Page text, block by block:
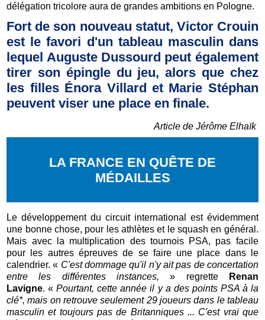
délégation tricolore aura de grandes ambitions en Pologne.
Fort de son nouveau statut, Victor Crouin
est le favori d'un tableau masculin dans
lequel Auguste Dussourd peut également
tirer son épingle du jeu, alors que chez
les filles Énora Villard et Marie Stéphan
peuvent viser une place en finale.
Article de Jérôme Elhaïk
LA FRANCE EN QUÊTE DE
MÉDAILLES
Le développement du circuit international est évidemment
une bonne chose, pour les athlètes et le squash en général.
Mais avec la multiplication des tournois PSA, pas facile
pour les autres épreuves de se faire une place dans le
calendrier.« C'est dommage qu'il n'y ait pas de concertation
entre les différentes instances,» regrette
Renan
Lavigne.«Pourtant, cette année il y a des points PSA à la
clé*, mais on retrouve seulement 29 joueurs dans le tableau
masculin et toujours pas de Britanniques ... C'est vrai que